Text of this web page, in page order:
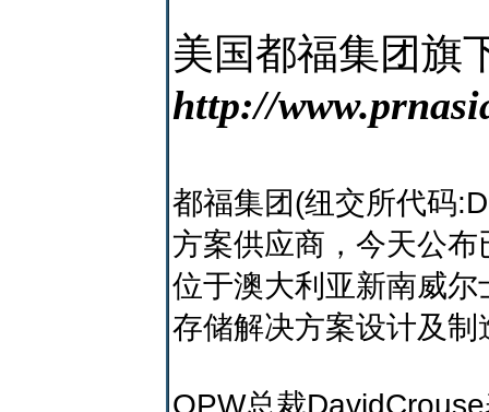
美国都福集团旗
http://
都福集团(纽交所代码
方案供应商，今天公
位于澳大利亚新南威
存储解决方案设计及
OPW总裁